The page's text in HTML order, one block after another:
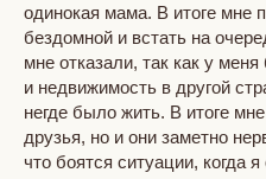
одинокая мама. В итоге мне
бездомной и встать на
мне отказали, так как у
и недвижимость в другой
негде было жить. В итоге
друзья, но и они заметно
что боятся ситуации, когда